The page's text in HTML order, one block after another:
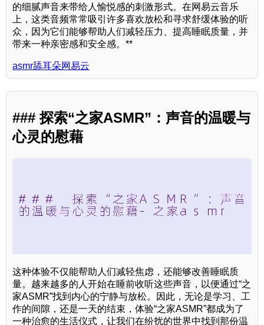
的细腻声音来带给人愉悦感的刺激形式。在网易云音乐
上，这类音频常常吸引许多喜欢放松和寻求舒缓体验的听
众，因为它们能够帮助人们减轻压力、提高睡眠质量，并
带来一种亲密感和安全感。**
asmr舔耳朵网易云
### 探索“之家ASMR”：声音的温暖与
心灵的慰藉
这种体验不仅能帮助人们减轻焦虑，还能够改善睡眠质
量。越来越多的人开始在睡前收听这些声音，以便通过“之
家ASMR”找到内心的宁静与放松。因此，无论是学习、工
作的间隙，还是一天的结束，体验“之家ASMR”都成为了
一种治愈的生活仪式，让我们在纷扰的世界中找到那份温